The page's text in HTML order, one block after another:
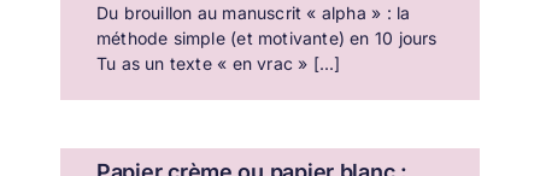
Du brouillon au manuscrit « alpha » : la
méthode simple (et motivante) en 10 jours
Tu as un texte « en vrac » [...]